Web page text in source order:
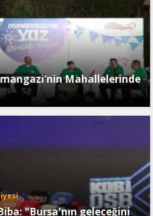
Mahallelerinde
"Bursa'nın geleceğini